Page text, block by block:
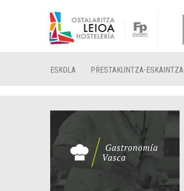
ESKOLA PRESTAKUNTZA-ESKAINTZA